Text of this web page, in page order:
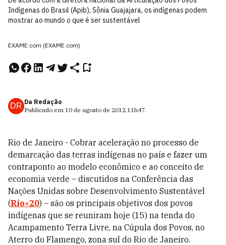
Indígenas do Brasil (Apib), Sônia Guajajara, os indígenas podem
mostrar ao mundo o que é ser sustentável
EXAME.com (EXAME.com)
DR Da Redação
Publicado em 10 de agosto de 2012 11h47.
Rio de Janeiro - Cobrar aceleração no processo de
demarcação das terras indígenas no país e fazer um
contraponto ao modelo econômico e ao conceito de
economia verde – discutidos na Conferência das
Nações Unidas sobre Desenvolvimento Sustentável
(Rio+20) – são os principais objetivos dos povos
indígenas que se reuniram hoje (15) na tenda do
Acampamento Terra Livre, na Cúpula dos Povos, no
Aterro do Flamengo, zona sul do Rio de Janeiro.